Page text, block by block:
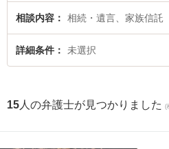
すぐに弁護士に相談したい』『家族信託の
護士を検索したい』『初回相談無料で家族
護士に相談予約したい』などでお困りの相
相談内容 相続・遺言、家族信託
詳細条件 未選択
15 人の弁護士が見つかりました (